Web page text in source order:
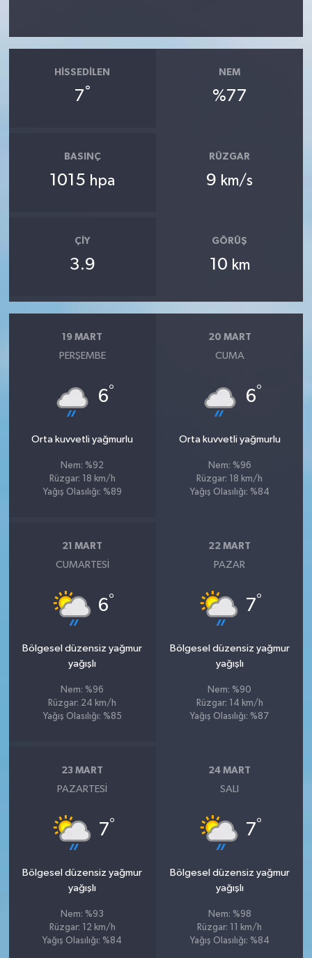
HISSEDILEN
7°
NEM
%77
BASINÇ
1015 hpa
RÜZGAR
9 km/s
ÇIY
3.9
GÖRÜŞ
10 km
19 MART
PERŞEMBE
6°
Orta kuvvetli yağmurlu
Nem: %92
Rüzgar: 18 km/h
Yağış Olasılığı: %89
20 MART
CUMA
6°
Orta kuvvetli yağmurlu
Nem: %96
Rüzgar: 18 km/h
Yağış Olasılığı: %84
21 MART
CUMARTESI
6°
Bölgesel düzensiz yağmur
yağışlı
Nem: %96
Rüzgar: 24 km/h
Yağış Olasılığı: %85
22 MART
PAZAR
7°
Bölgesel düzensiz yağmur
yağışlı
Nem: %90
Rüzgar: 14 km/h
Yağış Olasılığı: %87
23 MART
PAZARTESI
7°
Bölgesel düzensiz yağmur
yağışlı
Nem: %93
Rüzgar: 12 km/h
Yağış Olasılığı: %84
24 MART
SALI
7°
Bölgesel düzensiz yağmur
yağışlı
Nem: %98
Rüzgar: 11 km/h
Yağış Olasılığı: %84